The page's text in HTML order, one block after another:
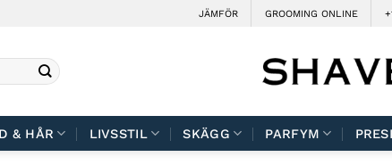
JÄMFÖR GROOMING ONLINE
& HÅR LIVSSTIL SKÄGG PARFYM